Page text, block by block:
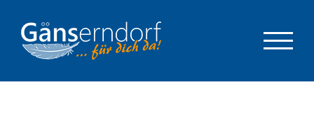
springen